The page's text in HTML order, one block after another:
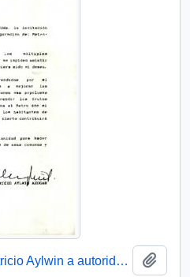
[Carta del Presidente Patricio Aylwin a autoridades del transporte]